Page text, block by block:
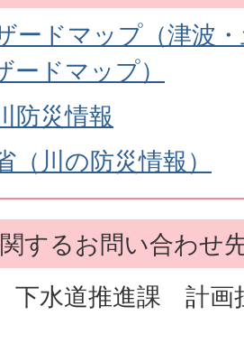
ードマップ（津波
ードマップ）
防災情報
（川の防災情報）
するお問い合わせ
下水道推進課 計画